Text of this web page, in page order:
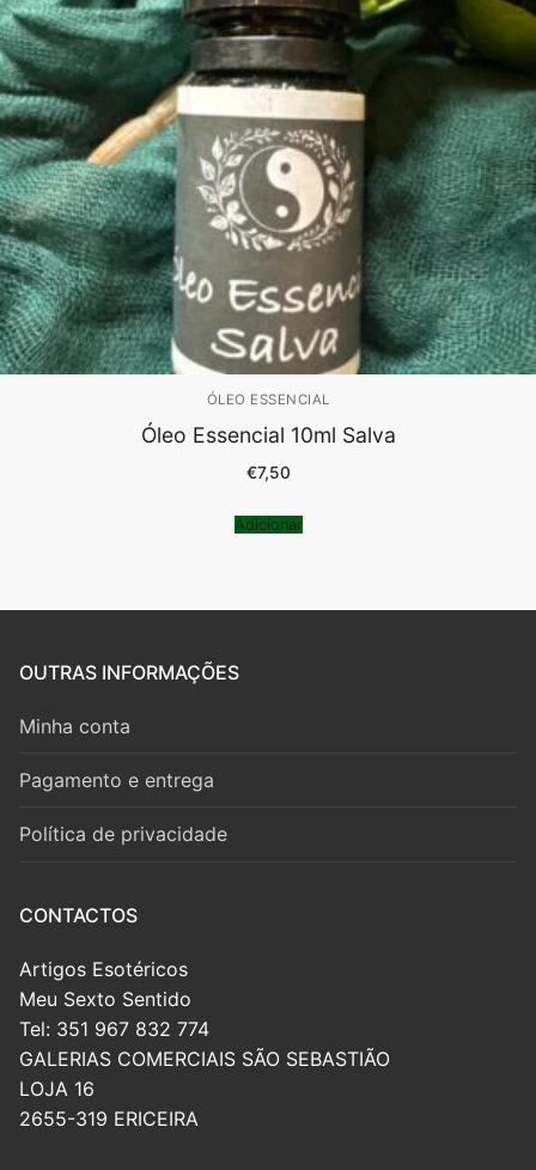
ÓLEO ESSENCIAL
Óleo Essencial 10ml Salva
€7,50
Adicionar
OUTRAS INFORMAÇÕES
Minha conta
Pagamento e entrega
Política de privacidade
CONTACTOS
Artigos Esotéricos
Meu Sexto Sentido
Tel: 351 967 832 774
GALERIAS COMERCIAIS SÃO SEBASTIÃO
LOJA 16
2655-319 ERICEIRA